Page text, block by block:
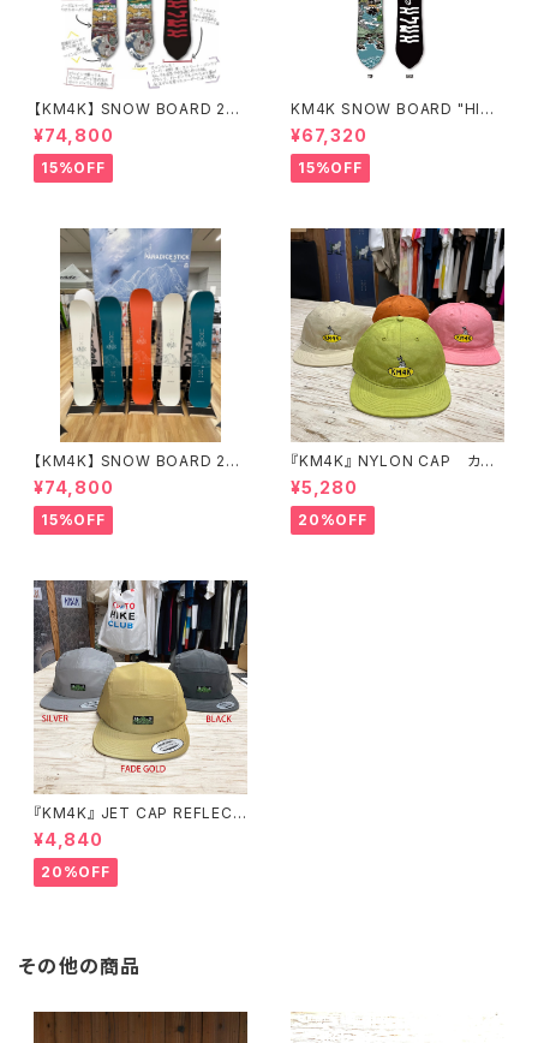
【KM4K】 SNOW BOARD 25/
¥74,800
15%OFF
KM4K SNOW BOARD "HIKA
LU 156" 平良光シグネチャーボ
ード
¥67,320
15%OFF
【KM4K】 SNOW BOARD 25/
26 "PARADICE STICK" パラ
ダイススティック
¥74,800
15%OFF
『KM4K』 NYLON CAP カモ
シカ ナイロンキャップ
¥5,280
20%OFF
『KM4K』 JET CAP REFLECT
OR カモシカ ジェットキャップ
リフレクター
¥4,840
20%OFF
その他の商品